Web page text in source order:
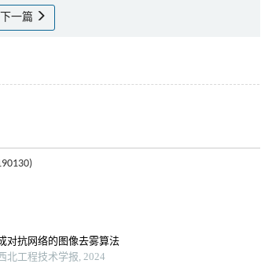
下一篇